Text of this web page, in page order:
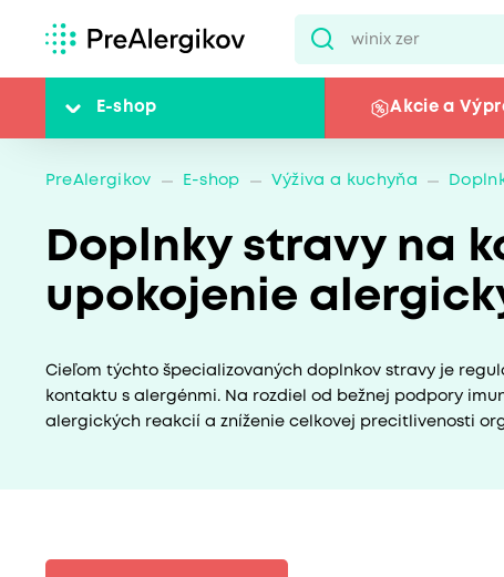
E-shop Akcie a
PreAlergikov E-shop Výživa a kuchyňa
Doplnky stravy na
upokojenie
Cieľom týchto špecializovaných doplnkov stravy je
kontaktu s alergénmi. Na rozdiel od bežnej podpory
alergických reakcií a zníženie celkovej precitlivenosti